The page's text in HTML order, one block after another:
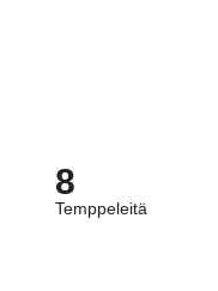
8
Temppeleitä